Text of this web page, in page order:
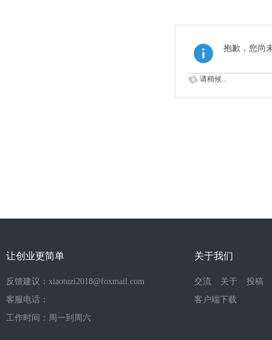
抱歉，您尚
请稍候...
让创业更简单
反馈建议：xiaotuzi2018@foxmail.com
客服电话：
工作时间：周一到周六
关于我们
交流 关于
投稿
客户端下载